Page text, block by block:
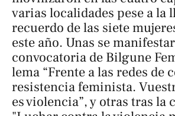
varias localidades pese a la
recuerdo de las siete
este año. Unas se
convocatoria de Bilgune
lema “Frente a las redes de
resistencia feminista.
es violencia”, y otras tras la